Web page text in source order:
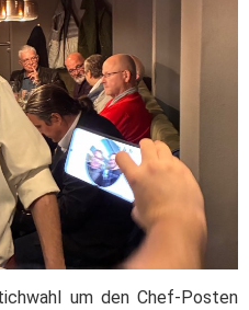
um den Chef-Posten